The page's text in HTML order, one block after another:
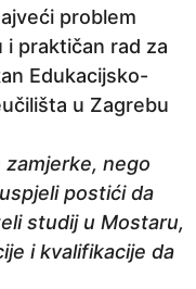
problem
praktičan rad za
Edukacijsko-
u Zagrebu
zamjerke, nego
postići da
studij u Mostaru,
i kvalifikacije da